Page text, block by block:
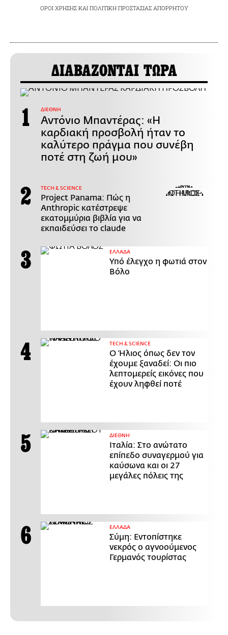
ΟΡΟΙ ΧΡΗΣΗΣΚΑΙ ΠΟΛΙΤΙΚΗ ΠΡΟΣΤΑΣΙΑΣ ΑΠΟΡΡΗΤΟΥ
ΔΙΑΒΑΖΟΝΤΑΙ ΤΩΡΑ
ΔΙΕΘΝΗ
Αντόνιο Μπαντέρας: «Η
καρδιακή προσβολή ήταν το
καλύτερο πράγμα που συνέβη
ποτέ στη ζωή μου»
ΤECH & SCIENCE
Project Panama: Πώς η
Anthropic κατέστρεψε
εκατομμύρια βιβλία για να
εκπαιδεύσει το claude
ΕΛΛΑΔΑ
Υπό έλεγχο η φωτιά στον
Βόλο
ΤECH & SCIENCE
Ο Ήλιος όπως δεν τον
έχουμε ξαναδεί: Οι πιο
λεπτομερείς εικόνες που
έχουν ληφθεί ποτέ
ΔΙΕΘΝΗ
Ιταλία: Στο ανώτατο
επίπεδο συναγερμού για
καύσωνα και οι 27
μεγάλες πόλεις της
ΕΛΛΑΔΑ
Σύμη: Εντοπίστηκε
νεκρός ο αγνοούμενος
Γερμανός τουρίστας